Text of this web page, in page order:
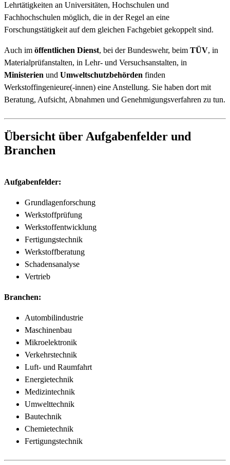
Lehrtätigkeiten an Universitäten, Hochschulen und
Fachhochschulen möglich, die in der Regel an eine
Forschungstätigkeit auf dem gleichen Fachgebiet gekoppelt sind.
Auch im öffentlichen Dienst, bei der Bundeswehr, beim TÜV, in
Materialprüfanstalten, in Lehr- und Versuchsanstalten, in
Ministerien und Umweltschutzbehörden finden
Werkstoffingenieure(-innen) eine Anstellung. Sie haben dort mit
Beratung, Aufsicht, Abnahmen und Genehmigungsverfahren zu tun.
Übersicht über Aufgabenfelder und
Branchen
Aufgabenfelder:
Grundlagenforschung
Werkstoffprüfung
Werkstoffentwicklung
Fertigungstechnik
Werkstoffberatung
Schadensanalyse
Vertrieb
Branchen:
Autombilindustrie
Maschinenbau
Mikroelektronik
Verkehrstechnik
Luft- und Raumfahrt
Energietechnik
Medizintechnik
Umwelttechnik
Bautechnik
Chemietechnik
Fertigungstechnik